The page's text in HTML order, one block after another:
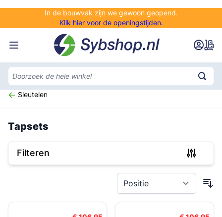
In de bouwvak zijn we gewoon geopend.
Klik hier voor de openingstijden.
Sleutelen
Tapsets
Filteren